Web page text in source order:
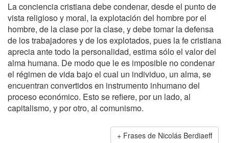
La conciencia cristiana debe condenar, desde el punto de
vista religioso y moral, la explotación del hombre por el
hombre, de la clase por la clase, y debe tomar la defensa
de los trabajadores y de los explotados, pues la fe cristiana
aprecia ante todo la personalidad, estima sólo el valor del
alma humana. De modo que le es imposible no condenar
el régimen de vida bajo el cual un individuo, un alma, se
encuentran convertidos en instrumento inhumano del
proceso económico. Esto se refiere, por un lado, al
capitalismo, y por otro, al comunismo.
Frases de Nicolás Berdiaeff